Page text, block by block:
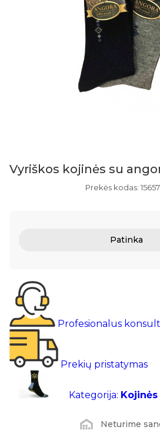
Vyriškos kojinės su
Prekės kodas:
Patinka
Profesionalus
Prekių pristatymas
Kategorija: Kojinės
Neturime